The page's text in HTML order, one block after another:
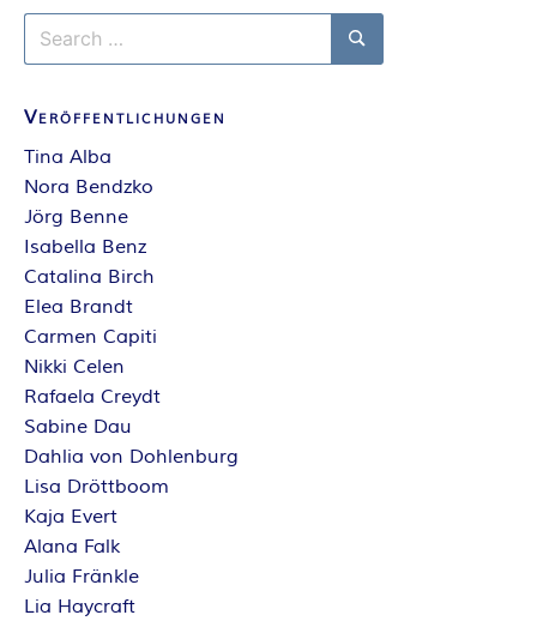
Search
for:
Search
Veröffentlichungen
Tina Alba
Nora Bendzko
Jörg Benne
Isabella Benz
Catalina Birch
Elea Brandt
Carmen Capiti
Nikki Celen
Rafaela Creydt
Sabine Dau
Dahlia von Dohlenburg
Lisa Dröttboom
Kaja Evert
Alana Falk
Julia Fränkle
Lia Haycraft